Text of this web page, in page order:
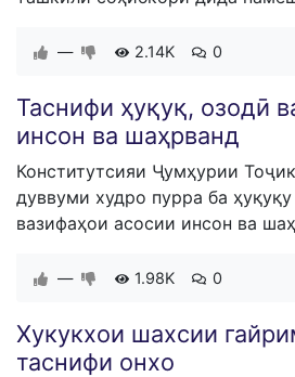
— 2.14K 0
Таснифи ҳуқуқ, озодӣ
инсон ва шаҳрванд
Конститутсияи Ҷумҳурии
дуввуми худро пурра ба
вазифаҳои асосии инсон ва
— 1.98K 0
​Хукукхои шахсии
таснифи онхо